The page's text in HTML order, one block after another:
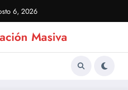
6, 2026
Masiva